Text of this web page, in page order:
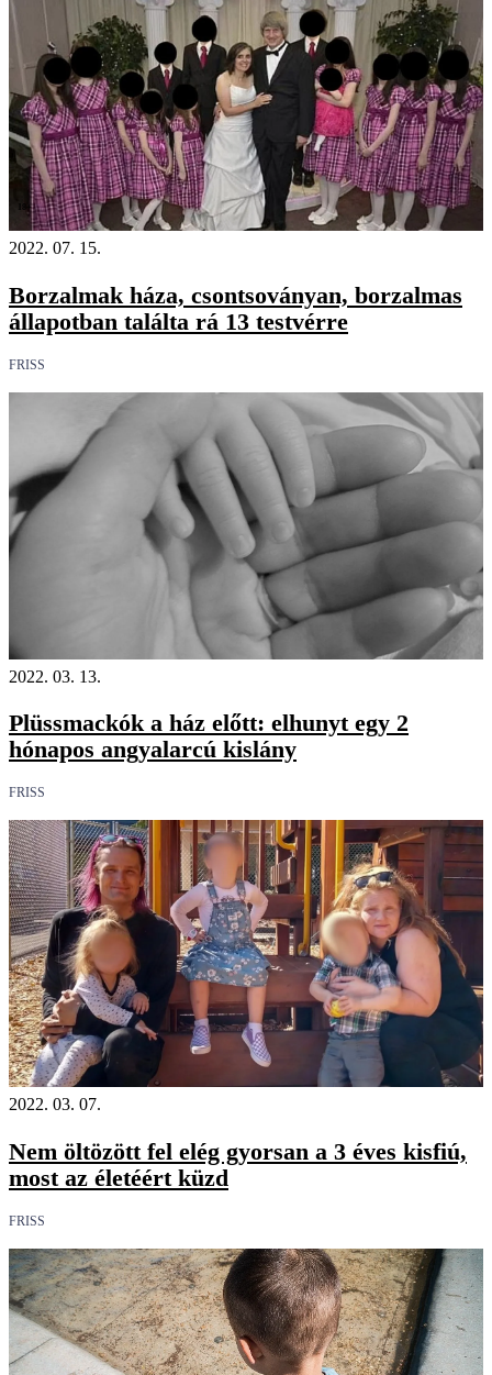
18+
2022. 07. 15.
Borzalmak háza, csontsoványan, borzalmas
állapotban találta rá 13 testvérre
FRISS
2022. 03. 13.
Plüssmackók a ház előtt: elhunyt egy 2
hónapos angyalarcú kislány
FRISS
2022. 03. 07.
Nem öltözött fel elég gyorsan a 3 éves kisfiú,
most az életéért küzd
FRISS